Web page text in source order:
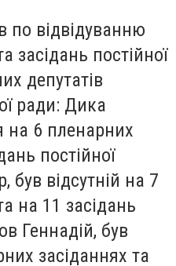
по відвідуванню
засідань постійної
депутатів
ради: Дика
на 6 пленарних
постійної
був відсутній на 7
на 11 засідань
Геннадій, був
засіданнях та